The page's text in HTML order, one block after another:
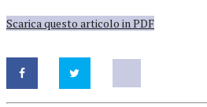
Scarica questo articolo in PDF